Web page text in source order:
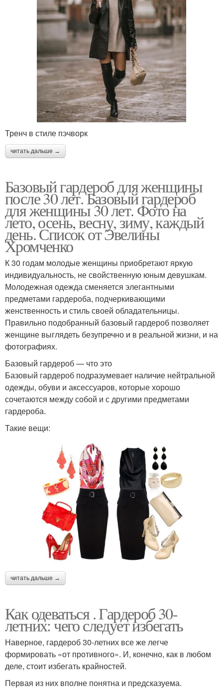
Тренч в стиле пэчворк
читать дальше →
Базовый гардероб для женщины
после 30 лет. Базовый гардероб
для женщины 30 лет. Фото на
лето, осень, весну, зиму, каждый
день. Список от Эвелины
Хромченко
К 30 годам молодые женщины приобретают яркую
индивидуальность, не свойственную юным девушкам.
Молодежная одежда сменяется элегантными
предметами гардероба, подчеркивающими
женственность и стиль своей обладательницы.
Правильно подобранный базовый гардероб позволяет
женщине выглядеть безупречно и в реальной жизни, и на
фотографиях.
Базовый гардероб — что это
Базовый гардероб подразумевает наличие нейтральной
одежды, обуви и аксессуаров, которые хорошо
сочетаются между собой и с другими предметами
гардероба.
Такие вещи:
читать дальше →
Как одеваться . Гардероб 30-
летних: чего следует избегать
Наверное, гардероб 30-летних все же легче
формировать «от противного». И, конечно, как в любом
деле, стоит избегать крайностей.
Первая из них вполне понятна и предсказуема.